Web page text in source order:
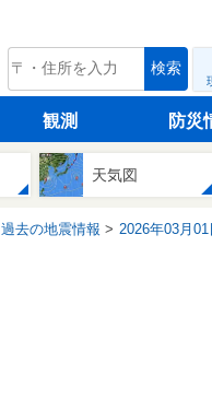
tenki.jp 検索
観測 防災
天気図
過去の地震情報 2026年03月01